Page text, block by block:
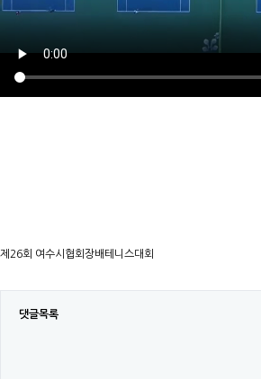
제26회 여수시협회장배테니스대회
댓글목록